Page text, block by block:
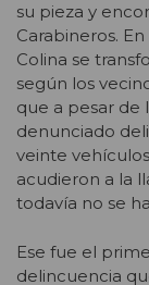
su pieza y
Carabineros.
Colina se
según los
que a pesar de
denunciado
veinte
acudieron a la
todavía no se
Ese fue el
delincuencia